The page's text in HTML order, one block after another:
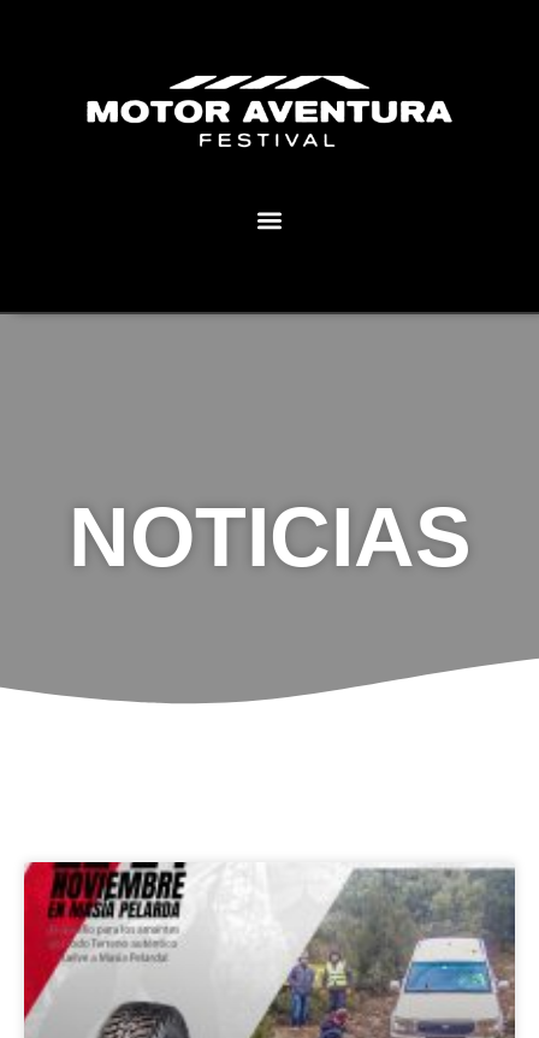
NOTICIAS